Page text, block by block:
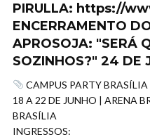
PIRULLA: https://
ENCERRAMENTO
APROSOJA: "SERÁ
SOZINHOS?" 24 DE
CAMPUS PARTY
18 A 22 DE JUNHO | ARENA
BRASÍLIA
INGRESSOS: